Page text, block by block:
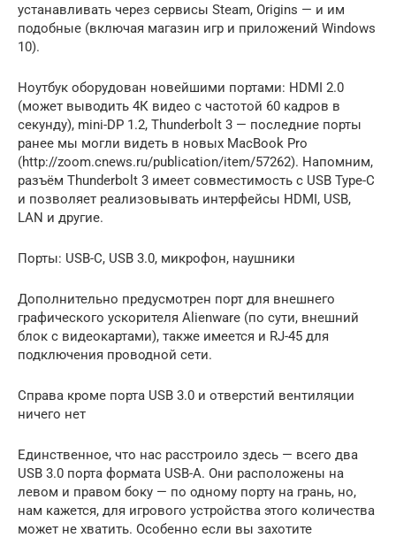
устанавливать через сервисы Steam, Origins — и им
подобные (включая магазин игр и приложений Windows
10).
Ноутбук оборудован новейшими портами: HDMI 2.0
(может выводить 4К видео с частотой 60 кадров в
секунду), mini-DP 1.2, Thunderbolt 3 — последние порты
ранее мы могли видеть в новых MacBook Pro
(http://zoom.cnews.ru/publication/item/57262). Напомним,
разъём Thunderbolt 3 имеет совместимость с USB Type-C
и позволяет реализовывать интерфейсы HDMI, USB,
LAN и другие.
Порты: USB-C, USB 3.0, микрофон, наушники
Дополнительно предусмотрен порт для внешнего
графического ускорителя Alienware (по сути, внешний
блок с видеокартами), также имеется и RJ-45 для
подключения проводной сети.
Справа кроме порта USB 3.0 и отверстий вентиляции
ничего нет
Единственное, что нас расстроило здесь — всего два
USB 3.0 порта формата USB-A. Они расположены на
левом и правом боку — по одному порту на грань, но,
нам кажется, для игрового устройства этого количества
может не хватить. Особенно если вы захотите